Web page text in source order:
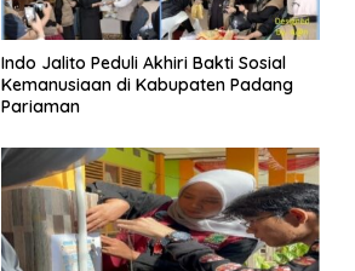
Indo Jalito Peduli Akhiri Bakti Sosial
Kemanusiaan di Kabupaten Padang
Pariaman